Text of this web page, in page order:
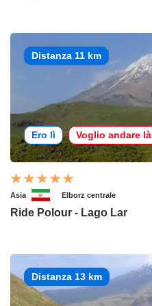
Distanza 11 km
Ero lì Voglio andare là
Asia Elborz centrale
Ride Polour - Lago Lar
Distanza 13 km